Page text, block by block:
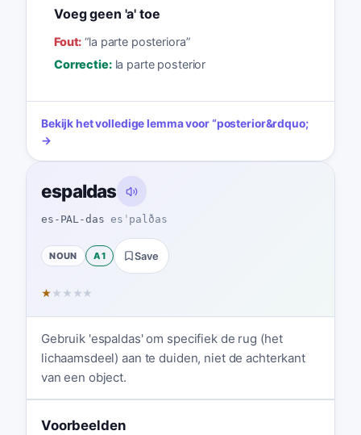
Voeg geen 'a' toe
Fout: “la parte posteriora”
Correctie: la parte posterior
Bekijk het volledige lemma voor“posterior&rdquo;
→
espaldas
es-PAL-das esˈpalðas
NOUN A1 Save
★ ★ ★ ★ ★
Gebruik 'espaldas' om specifiek de rug (het
lichaamsdeel) aan te duiden, niet de achterkant
van een object.
Voorbeelden